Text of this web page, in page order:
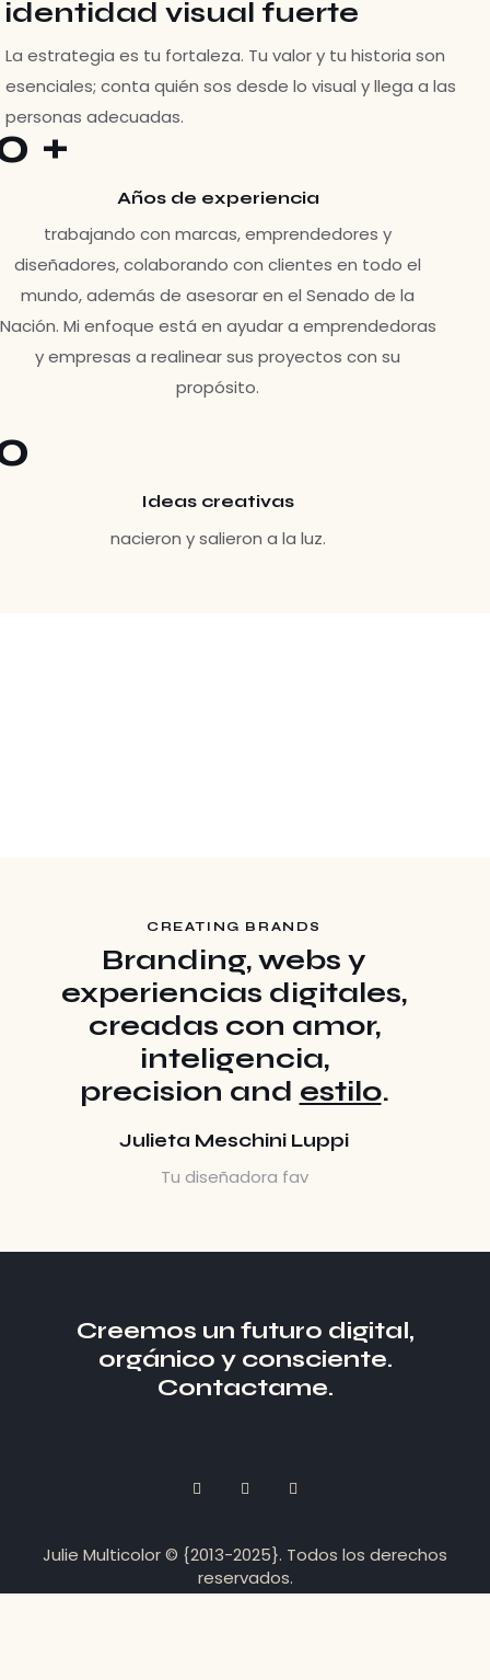
identidad visual fuerte
La estrategia es tu fortaleza. Tu valor y tu historia son
esenciales; conta quién sos desde lo visual y llega a las
personas adecuadas.
+
Años de experiencia
trabajando con marcas, emprendedores y
diseñadores, colaborando con clientes en todo el
mundo, además de asesorar en el Senado de la
Nación. Mi enfoque está en ayudar a emprendedoras
y empresas a realinear sus proyectos con su
propósito.
Ideas creativas
nacieron y salieron a la luz.
CREATING BRANDS
Branding, webs y
experiencias digitales,
creadas con amor,
inteligencia,
precision and estilo.
Julieta Meschini Luppi
Tu diseñadora fav
Creemos un futuro digital,
orgánico y consciente.
Contactame.
Julie Multicolor © {2013-2025}. Todos los derechos
reservados.